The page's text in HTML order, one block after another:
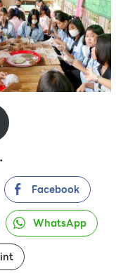
Facebook
WhatsApp